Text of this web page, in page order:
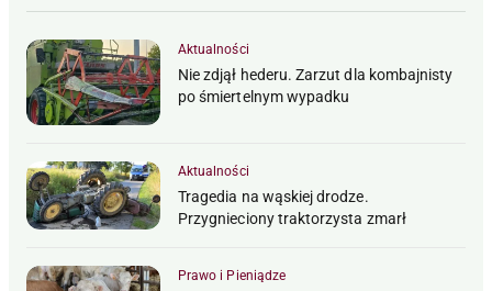
Aktualności
Nie zdjął hederu. Zarzut dla kombajnisty
po śmiertelnym wypadku
Aktualności
Tragedia na wąskiej drodze.
Przygnieciony traktorzysta zmarł
Prawo i Pieniądze